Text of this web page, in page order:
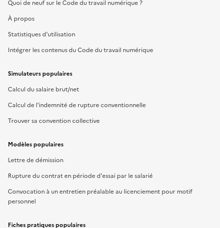
Quoi de neuf sur le Code du travail numérique ?
À propos
Statistiques d'utilisation
Intégrer les contenus du Code du travail numérique
Simulateurs populaires
Calcul du salaire brut/net
Calcul de l'indemnité de rupture conventionnelle
Trouver sa convention collective
Modèles populaires
Lettre de démission
Rupture du contrat en période d'essai par le salarié
Convocation à un entretien préalable au licenciement pour motif
personnel
Fiches pratiques populaires